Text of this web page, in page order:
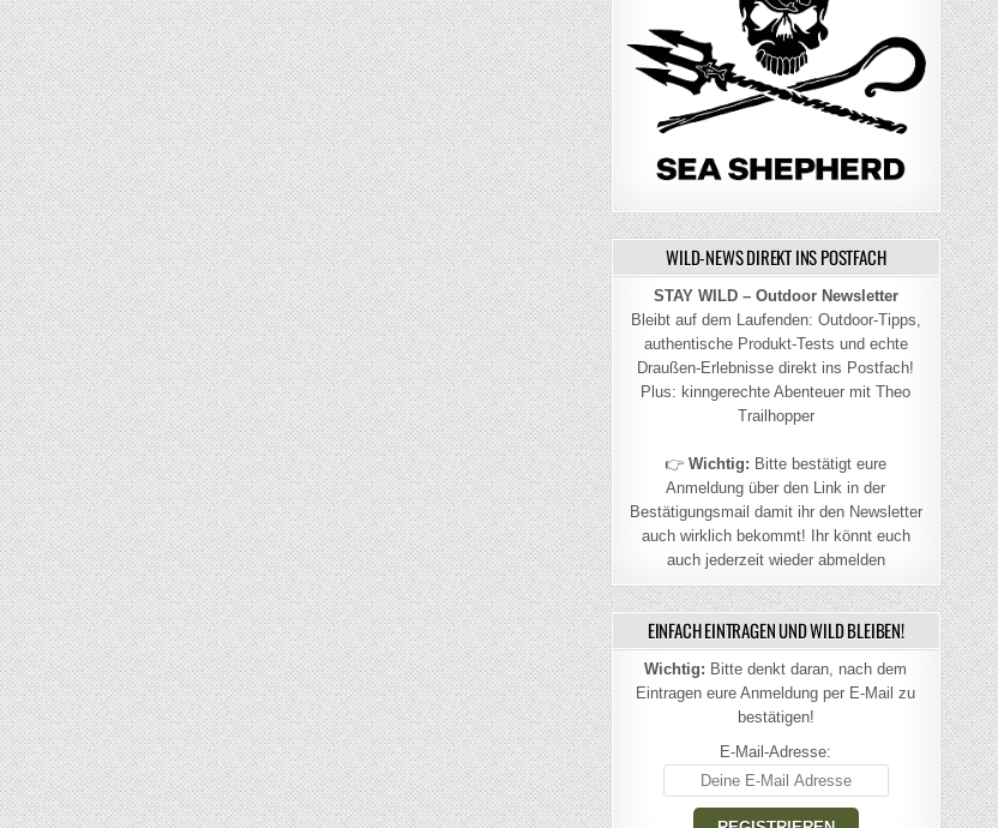
WILD-NEWS DIREKT INS POSTFACH
STAY WILD – Outdoor Newsletter
Bleibt auf dem Laufenden: Outdoor-Tipps,
authentische Produkt-Tests und echte
Draußen-Erlebnisse direkt ins Postfach!
Plus: kinngerechte Abenteuer mit Theo
Trailhopper
👉Wichtig: Bitte bestätigt eure
Anmeldung über den Link in der
Bestätigungsmail damit ihr den Newsletter
auch wirklich bekommt! Ihr könnt euch
auch jederzeit wieder abmelden
EINFACH EINTRAGEN UND WILD BLEIBEN!
Wichtig: Bitte denkt daran, nach dem
Eintragen eure Anmeldung per E-Mail zu
bestätigen!
E-Mail-Adresse: